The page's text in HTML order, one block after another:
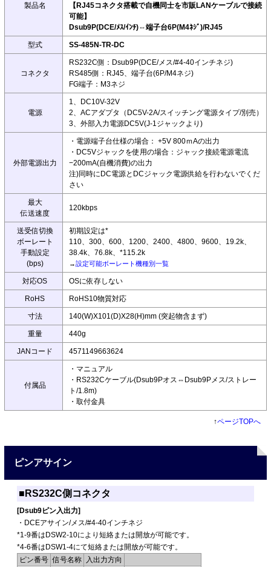
製品名
【RJ45コネクタ搭載で自機同士を市販LANケーブルで接続
可能】
Dsub9P(DCE/ﾒｽ/ｲﾝﾁ)⇔端子台6P(M4ﾈｼﾞ)/RJ45
型式 SS-485N-TR-DC
コネクタ
RS232C側：Dsub9P(DCE/メス/#4-40インチネジ)
RS485側：RJ45、端子台(6P/M4ネジ)
FG端子：M3ネジ
電源
1、DC10V-32V
2、ACアダプタ（DC5V-2A/スイッチング電源タイプ/別売）
3、外部入力電源DC5V(J-1ジャックより)
外部電源出力
・電源端子台仕様の場合： +5V 800ｍAの出力
・DC5Vジャックを使用の場合：ジャック接続電源電流
−200mA(自機消費)の出力
注)同時にDC電源とDCジャック電源供給を行わないでくだ
さい
最大
伝送速度
120kbps
送受信切換
ボーレート
手動設定
(bps)
初期設定は*
110、300、600、1200、2400、4800、9600、19.2k、
38.4k、76.8k、*115.2k
→設定可能ボーレート機種別一覧
対応OS OSに依存しない
RoHS RoHS10物質対応
寸法 140(W)X101(D)X28(H)mm (突起物含まず)
重量 440g
JANコード 4571149663624
付属品
・マニュアル
・RS232Cケーブル(Dsub9Pオス⇔Dsub9Pメス/ストレー
ト/1.8m)
・取付金具
↑ページTOPへ
ピンアサイン
■RS232C側コネクタ
[Dsub9ピン入出力]
・DCEアサイン/メス/#4-40インチネジ
*1-9番はDSW2-10により短絡または開放が可能です。
*4-6番はDSW1-4にて短絡または開放が可能です。
ピン番号 信号名称
入出力方向